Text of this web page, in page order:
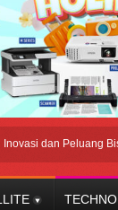
dan Peluang Bisnis
TECHNO